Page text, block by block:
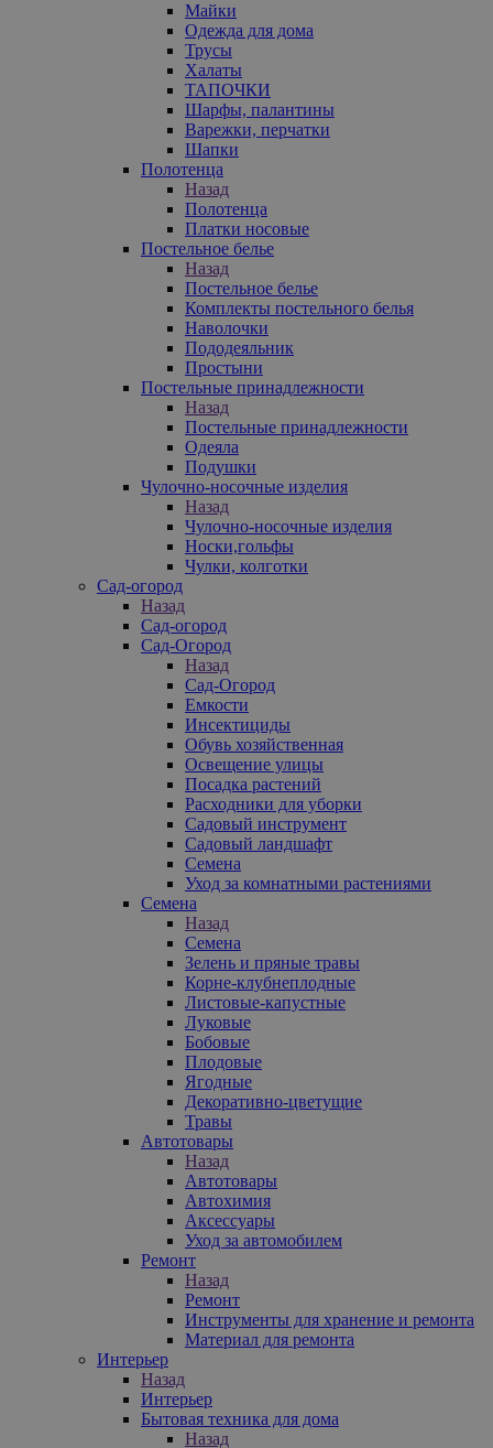
Майки
Одежда для дома
Трусы
Халаты
ТАПОЧКИ
Шарфы, палантины
Варежки, перчатки
Шапки
Полотенца
Назад
Полотенца
Платки носовые
Постельное белье
Назад
Постельное белье
Комплекты постельного белья
Наволочки
Пододеяльник
Простыни
Постельные принадлежности
Назад
Постельные принадлежности
Одеяла
Подушки
Чулочно-носочные изделия
Назад
Чулочно-носочные изделия
Носки,гольфы
Чулки, колготки
Сад-огород
Назад
Сад-огород
Сад-Огород
Назад
Сад-Огород
Емкости
Инсектициды
Обувь хозяйственная
Освещение улицы
Посадка растений
Расходники для уборки
Садовый инструмент
Садовый ландшафт
Семена
Уход за комнатными растениями
Семена
Назад
Семена
Зелень и пряные травы
Корне-клубнеплодные
Листовые-капустные
Луковые
Бобовые
Плодовые
Ягодные
Декоративно-цветущие
Травы
Автотовары
Назад
Автотовары
Автохимия
Аксессуары
Уход за автомобилем
Ремонт
Назад
Ремонт
Инструменты для хранение и ремонта
Материал для ремонта
Интерьер
Назад
Интерьер
Бытовая техника для дома
Назад